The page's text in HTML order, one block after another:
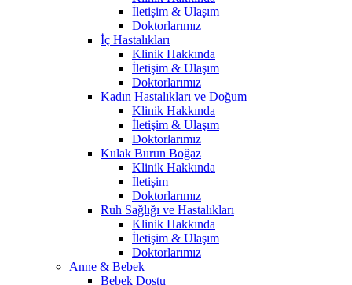
İletişim & Ulaşım
Doktorlarımız
İç Hastalıkları
Klinik Hakkında
İletişim & Ulaşım
Doktorlarımız
Kadın Hastalıkları ve Doğum
Klinik Hakkında
İletişim & Ulaşım
Doktorlarımız
Kulak Burun Boğaz
Klinik Hakkında
İletişim
Doktorlarımız
Ruh Sağlığı ve Hastalıkları
Klinik Hakkında
İletişim & Ulaşım
Doktorlarımız
Anne & Bebek
Bebek Dostu